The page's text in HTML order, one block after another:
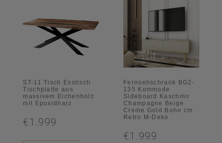
ST-11 Tisch Esstisch
Tischplatte aus
massivem Eichenholz
mit Epoxidharz
€1.999
Fernsehschrank BG2-
135 Kommode
Sideboard Kaschmir
Champagne Beige
Creme Gold Boho cm
Retro M-Deko
€1.999